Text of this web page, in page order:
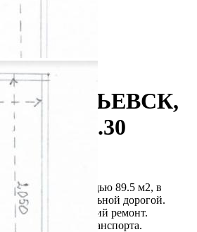
ПРОКОПЬЕВСК,
Д.30
на карте
назначения площадью 89.5 м2, в
рядом с центральной дорогой.
Произведет хороший ремонт.
и легкового транспорта.